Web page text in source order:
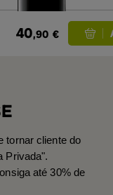
40,90 €
tornar cliente do
Privada".
até 30% de